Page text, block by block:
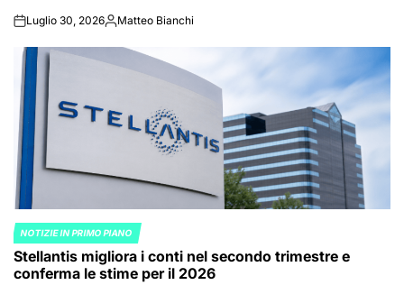
onLuglio 30, 2026Posted
Matteo Bianchi
POSTED
IN
NOTIZIE IN PRIMO PIANO
Stellantis migliora i conti nel secondo trimestre e
conferma le stime per il 2026